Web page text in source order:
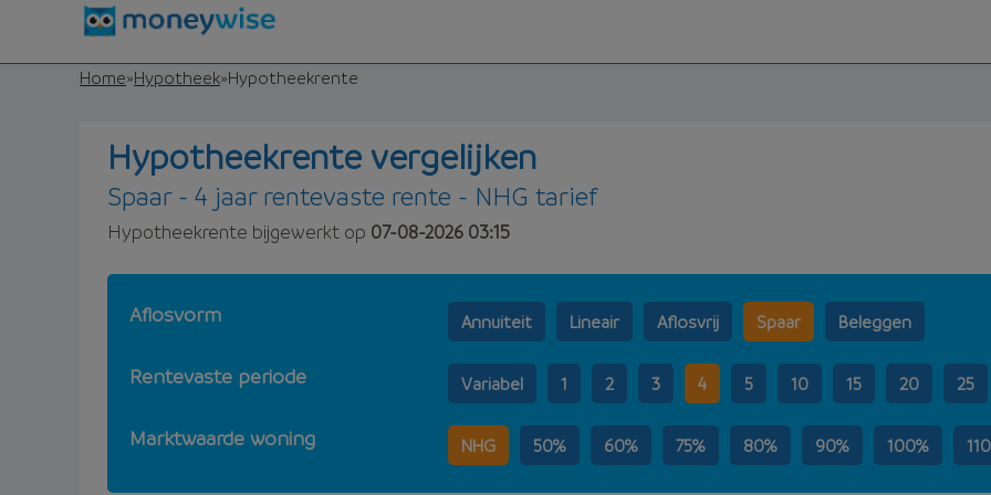
Home»Hypotheek»Hypotheekrente
Hypotheekrente vergelijken
Spaar - 4 jaar rentevaste rente - NHG tarief
Hypotheekrente bijgewerkt op 07-08-2026 03:15
Aflosvorm Annuiteit Lineair Aflosvrij Spaar Beleggen
Rentevaste periode Variabel 1 2 3 4 5 10 15 20 25
Marktwaarde woning NHG 50% 60% 75% 80% 90% 100%